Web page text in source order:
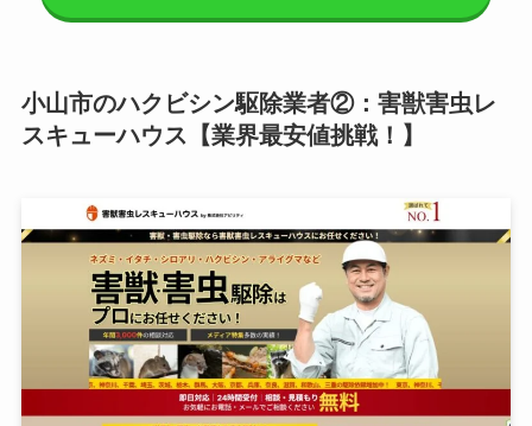
小山市のハクビシン駆除業者②：害獣害虫レ
スキューハウス【業界最安値挑戦！】